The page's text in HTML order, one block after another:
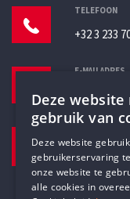
TELEFOON
+32 3 233
E-MAILADRES
Deze website
gebruik van
Deze website
gebruikerservaring
onze website te
alle cookies in